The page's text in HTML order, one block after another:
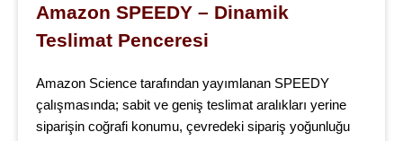
Amazon SPEEDY – Dinamik
Teslimat Penceresi
Amazon Science tarafından yayımlanan SPEEDY
çalışmasında; sabit ve geniş teslimat aralıkları yerine
siparişin coğrafi konumu, çevredeki sipariş yoğunluğu